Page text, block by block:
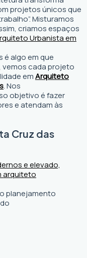
projetos únicos que
Misturamos
criamos espaços
Urbanista em
é algo em que
vemos cada projeto
emArquiteto
. Nos
objetivo é fazer
e atendam às
Cruz das
planejamento